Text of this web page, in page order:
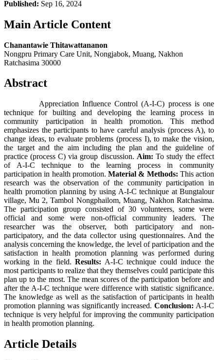
Published: Sep 16, 2024
Main Article Content
Chanantawie Thitawattananon
Nongpru Primary Care Unit, Nongjabok, Muang, Nakhon
Ratchasima 30000
Abstract
Appreciation Influence Control (A-I-C) process is one
technique for builting and developing the learning process in
community participation in health promotion. This method
emphasizes the participants to have careful analysis (process A), to
change ideas, to evaluate problems (process I), to make the vision,
the target and the aim including the plan and the guideline of
practice (process C) via group discussion. Aim: To study the effect
of A-I-C technique to the learning process in community
participation in health promotion. Material & Methods: This action
research was the observation of the community participation in
health promotion planning by using A-I-C technique at Bungtalour
village, Mu 2, Tambol Nongphailom, Muang, Nakhon Ratchasima.
The participation group consisted of 30 volunteers, some were
official and some were non-official community leaders. The
researcher was the observer, both participatory and non-
participatory, and the data collector using questionnaires. And the
analysis concerning the knowledge, the level of participation and the
satisfaction in health promotion planning was performed during
working in the field.Results: A-I-C technique could induce the
most participants to realize that they themselves could participate this
plan up to the most. The mean scores of the participation before and
after the A-I-C technique were difference with statistic significance.
The knowledge as well as the satisfaction of participants in health
promotion planning was significantly increased.Conclusion: A-I-C
technique is very helpful for improving the community participation
in health promotion planning.
Article Details